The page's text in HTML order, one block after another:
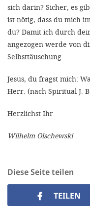
sich darin? Sicher, es
ist nötig, dass du mich
du? Damit ich durch
angezogen werde von
Selbsttäuschung.
Jesus, du fragst mich:
Herr. (nach Spiritual J.
Herzlichst Ihr
Wilhelm Olschewski
Diese Seite teilen
TEILEN